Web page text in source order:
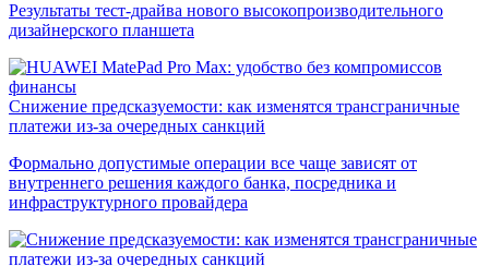
Результаты тест-драйва нового высокопроизводительного
дизайнерского планшета
финансы
Снижение предсказуемости: как изменятся трансграничные
платежи из-за очередных санкций
Формально допустимые операции все чаще зависят от
внутреннего решения каждого банка, посредника и
инфраструктурного провайдера